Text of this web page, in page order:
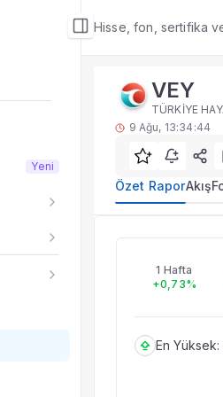
Hisse, fon, sertifika
Yeni
Özet Rapor
VEY yatırım
VEY fonu özet
TEFAS VEY
Fon verileri hangi
Evet. Fon detay
Fon Detay— İlgili
Fon Portföyü
VEY
TÜRKİYE
9 Ağu, 13:34:44
Özet RaporAkış
1 Hafta
+0,73%
En Yüksek: